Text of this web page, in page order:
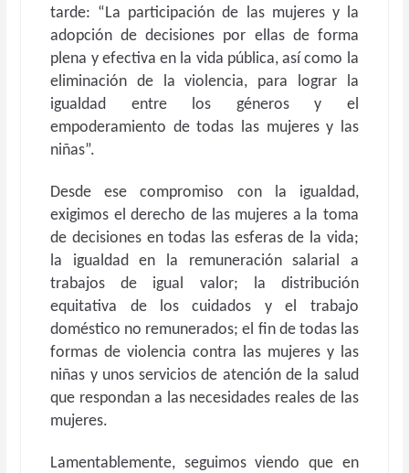
tarde: “La participación de las mujeres y la
adopción de decisiones por ellas de forma
plena y efectiva en la vida pública, así como la
eliminación de la violencia, para lograr la
igualdad entre los géneros y el
empoderamiento de todas las mujeres y las
niñas”.
Desde ese compromiso con la igualdad,
exigimos el derecho de las mujeres a la toma
de decisiones en todas las esferas de la vida;
la igualdad en la remuneración salarial a
trabajos de igual valor; la distribución
equitativa de los cuidados y el trabajo
doméstico no remunerados; el fin de todas las
formas de violencia contra las mujeres y las
niñas y unos servicios de atención de la salud
que respondan a las necesidades reales de las
mujeres.
Lamentablemente, seguimos viendo que en